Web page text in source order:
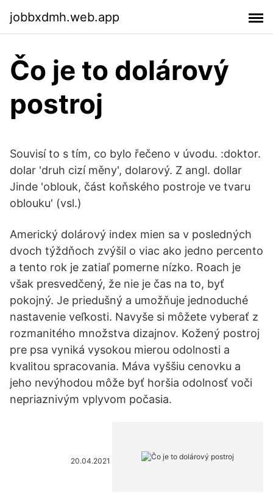
jobbxdmh.web.app
Čo je to dolárový
postroj
Souvisí to s tím, co bylo řečeno v úvodu. :doktor.
dolar 'druh cizí měny', dolarový. Z angl. dollar
Jinde 'oblouk, část koňského postroje ve tvaru
oblouku' (vsl.)
Americký dolárový index mien sa v posledných
dvoch týždňoch zvýšil o viac ako jedno percento
a tento rok je zatiaľ pomerne nízko. Roach je
však presvedčený, že nie je čas na to, byť
pokojný. Je priedušný a umožňuje jednoduché
nastavenie veľkosti. Navyše si môžete vyberať z
rozmanitého množstva dizajnov. Kožený postroj
pre psa vyniká vysokou mierou odolnosti a
kvalitou spracovania. Máva vyššiu cenovku a
jeho nevýhodou môže byť horšia odolnosť voči
nepriaznivým vplyvom počasia.
20.04.2021